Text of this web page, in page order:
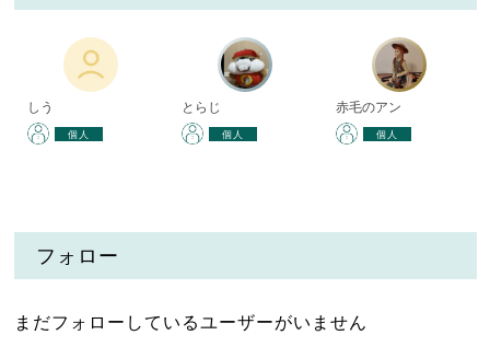
しう
個人
とらじ
個人
赤毛のアン
個人
フォロー
まだフォローしているユーザーがいません